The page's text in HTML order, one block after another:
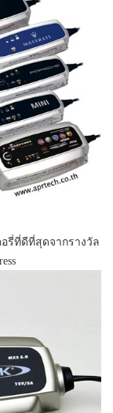
รี่ที่ดีที่สุดจากรางวัล